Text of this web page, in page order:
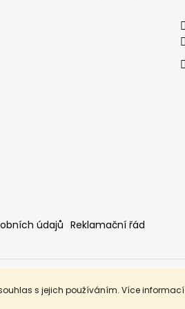
s jejich používáním. Více informací
údajů Reklamační řád